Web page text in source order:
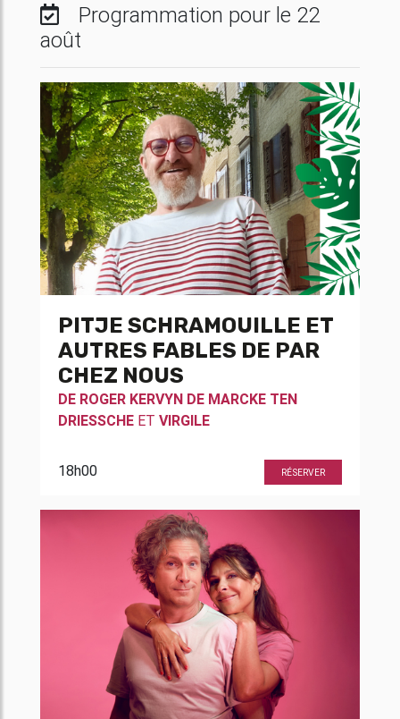
Programmation pour le 22
août
PITJE SCHRAMOUILLE ET
AUTRES FABLES DE PAR
CHEZ NOUS
DE ROGER KERVYN DE MARCKE TEN
DRIESSCHE ET VIRGILE
18h00 RÉSERVER